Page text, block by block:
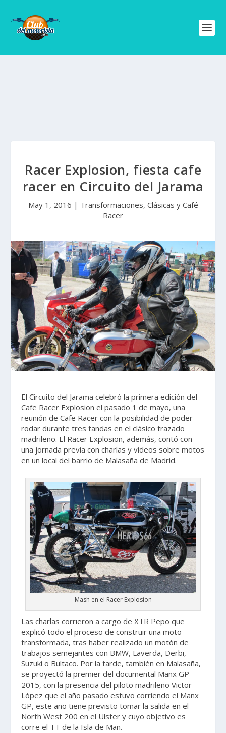
Racer Explosion, fiesta cafe
racer en Circuito del Jarama
May 1, 2016 | Transformaciones, Clásicas y Café
Racer
El Circuito del Jarama celebró la primera edición del
Cafe Racer Explosion el pasado 1 de mayo, una
reunión de Cafe Racer con la posibilidad de poder
rodar durante tres tandas en el clásico trazado
madrileño. El Racer Explosion, además, contó con
una jornada previa con charlas y vídeos sobre motos
en un local del barrio de Malasaña de Madrid.
Mash en el Racer Explosion
Las charlas corrieron a cargo de XTR Pepo que
explicó todo el proceso de construir una moto
transformada, tras haber realizado un motón de
trabajos semejantes con BMW, Laverda, Derbi,
Suzuki o Bultaco. Por la tarde, también en Malasaña,
se proyectó la premier del documental Manx GP
2015, con la presencia del piloto madrileño Victor
López que el año pasado estuvo corriendo el Manx
GP, este año tiene previsto tomar la salida en el
North West 200 en el Ulster y cuyo objetivo es
corre el TT de la Isla de Man.